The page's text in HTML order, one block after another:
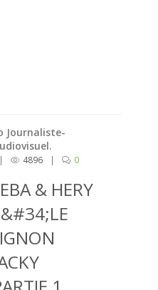
Journaliste-
| 4896 | 0
& HERY